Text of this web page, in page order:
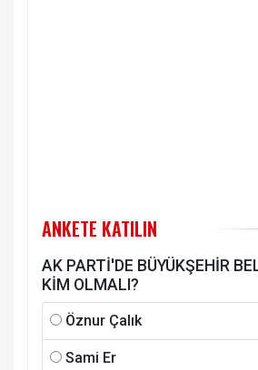
ANKETE KATILIN
AK PARTİ'DE BÜYÜKŞEHİR
KİM OLMALI?
Öznur Çalık
Sami Er